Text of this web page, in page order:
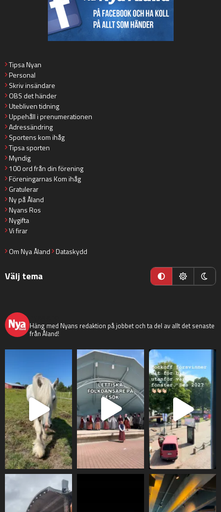
Tipsa Nyan
Personal
Skriv insändare
OBS det händer
Utebliven tidning
Uppehåll i prenumerationen
Adressändring
Sportens kom ihåg
Tipsa sporten
Myndig
100 ord från din förening
Föreningarnas Kom ihåg
Gratulerar
Ny på Åland
Nyans Ros
Nygifta
Vi firar
Om Nya Åland Dataskydd
Välj tema
Häng med Nyans redaktion på jobbet och ta del av allt det senaste
från Åland!